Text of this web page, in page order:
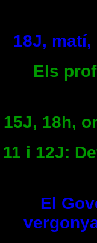
18J,
Els
15J, 18h,
11 i 12J:
El